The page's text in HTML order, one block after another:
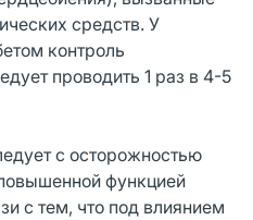
средств. У
контроль
проводить 1 раз в 4-5
с осторожностью
функцией
с тем, что под влиянием